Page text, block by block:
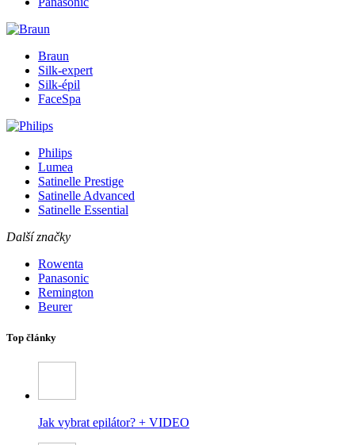
Braun
Silk-expert
Silk-épil
FaceSpa
Philips
Lumea
Satinelle Prestige
Satinelle Advanced
Satinelle Essential
Další značky
Rowenta
Panasonic
Remington
Beurer
Top články
Jak vybrat epilátor? + VIDEO